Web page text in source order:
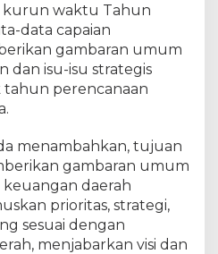
kurun waktu Tahun
data capaian
gambaran umum
dan isu-isu strategis
perencanaan
menambahkan, tujuan
gambaran umum
daerah
prioritas, strategi,
sesuai dengan
menjabarkan visi dan